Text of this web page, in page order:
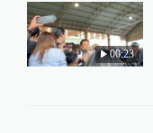
00:23